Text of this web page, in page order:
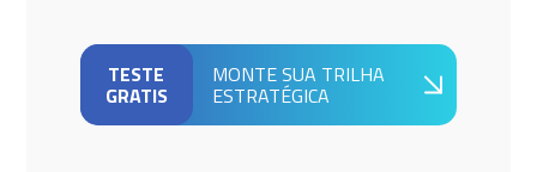
TESTE
GRATIS
MONTE SUA TRILHA
ESTRATÉGICA